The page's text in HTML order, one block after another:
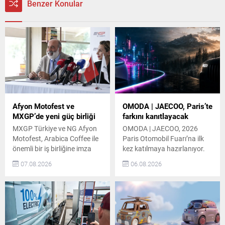
Benzer Konular
Afyon Motofest ve
MXGP’de yeni güç birliği
MXGP Türkiye ve NG Afyon
Motofest, Arabica Coffee ile
önemli bir iş birliğine imza
tarafların katılımıyla
organizasyonun önemli
paydaşlarından biri olarak
etkinliğin önde gelen
destekçileri arasında yer
07.08.2026
OMODA | JAECOO, Paris’te
farkını kanıtlayacak
OMODA | JAECOO, 2026
Paris Otomobil Fuarı’na ilk
kez katılmaya hazırlanıyor.
büyümesini yansıtan bu
Fransa’da ilk kez
sergilenecek yeni modeller
otomobil tutkunlarıyla
buluşacak. OMODA |
06.08.2026